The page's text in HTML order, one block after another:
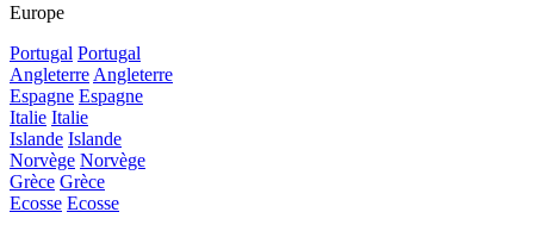
Europe
Portugal Portugal
Angleterre Angleterre
Espagne Espagne
Italie Italie
Islande Islande
Norvège Norvège
Grèce Grèce
Ecosse Ecosse